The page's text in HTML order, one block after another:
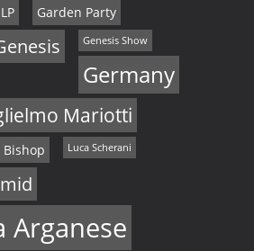
N
a
v
i
g
t
Garden Party
Genesis Show
Germany
Mariotti
Bishop Luca Scherani
Arganese